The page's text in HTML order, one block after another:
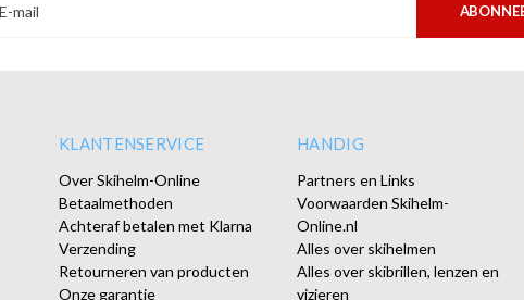
KLANTENSERVICE
Over Skihelm-Online
Betaalmethoden
Achteraf betalen met Klarna
Verzending
Retourneren van producten
Onze garantie
HANDIG
Partners en Links
Voorwaarden Skihelm-
Online.nl
Alles over skihelmen
Alles over skibrillen, lenzen en
vizieren